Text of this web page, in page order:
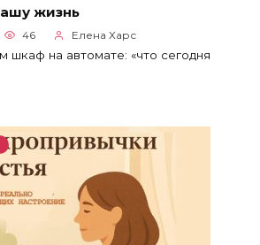
жизнь
46 Елена Харс
шкаф на автомате: «что сегодня